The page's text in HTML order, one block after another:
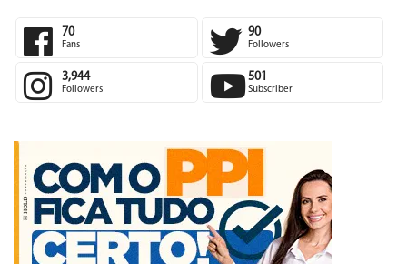
70 90
3,944 501